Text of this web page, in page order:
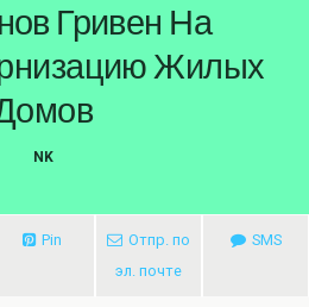
Гривен На
Жилых
NK
Pin
Отпр. по
эл. почте
SMS